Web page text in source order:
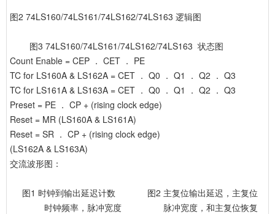
图2 74LS160/74LS161/74LS162/74LS163 逻辑图
图3 74LS160/74LS161/74LS162/74LS163 状态图
Count Enable = CEP ． CET ． PE
TC for LS160A & LS162A = CET ． Q0 ． Q1 ． Q2 ． Q3
TC for LS161A & LS163A = CET ． Q0 ． Q1 ． Q2 ． Q3
Preset = PE ． CP + (rising clock edge)
Reset = MR (LS160A & LS161A)
Reset = SR ． CP + (rising clock edge)
(LS162A & LS163A)
交流波形图：
图1 时钟到输出延迟计数 图2 主复位输出延迟，主复位
时钟频率，脉冲宽度 脉冲宽度，和主复位恢复